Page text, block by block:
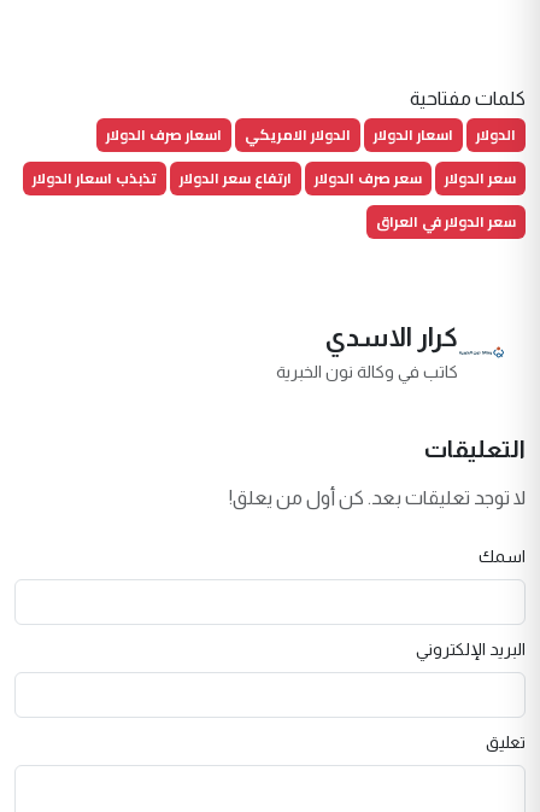
كلمات مفتاحية
الدولار اسعار الدولار الدولار الامريكي
اسعار صرف الدولار
سعر الدولار
سعر صرف الدولار ارتفاع سعر الدولار
تذبذب اسعار الدولار
سعر الدولار في العراق
كرار الاسدي
كاتب في وكالة نون الخبرية
التعليقات
لا توجد تعليقات بعد. كن أول من يعلق!
اسمك
البريد الإلكتروني
تعليق